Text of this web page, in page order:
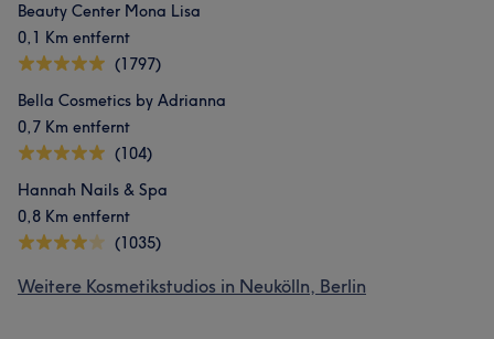
Beauty Center Mona Lisa
0,1 Km entfernt
(1797)
Bella Cosmetics by Adrianna
0,7 Km entfernt
(104)
Hannah Nails & Spa
0,8 Km entfernt
(1035)
Weitere Kosmetikstudios in Neukölln, Berlin